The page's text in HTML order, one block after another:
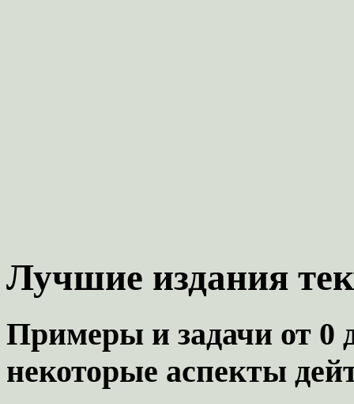
Лучшие издания
Примеры и задачи от 0
некоторые аспекты